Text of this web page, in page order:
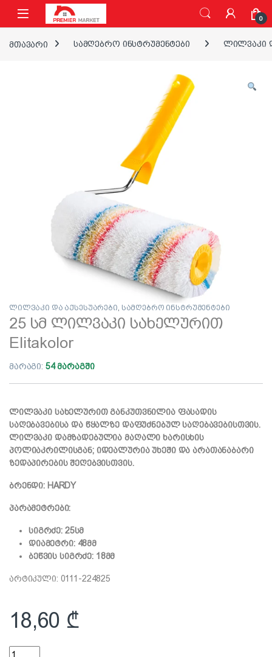
ნავიგაციაზე გადასვლა
შინაარსზე გადასვლა
0
მთავარი სამღებრო ინსტრუმენტები ლილვაკი
ლილვაკი და აქსესუარები, სამღებრო ინსტრუმენტები
25 სმ ლილვაკი სახელურით
Elitakolor
მარაგი: 54 მარაგში
ლილვაკი სახელურით განკუთვნილია ფასადის
საღებავებისა და წყალზე დაფუძნებულ საღებავებისთვის.
ლილვაკი დამზადებულია მაღალი ხარისხის
პოლიაკრილისგან; იდეალურია უხეში და არათანაბარი
ზედაპირების შეღებვისთვის.
ბრენდი: HARDY
პარამეტრები:
სიგრძე: 25სმ
დიამეტრი: 48მმ
ბეწვის სიგრძე: 18მმ
არტიკული: 0111-224825
18,60 ₾
25 სმ ლილვაკი სახელურით Elitakolor quantity